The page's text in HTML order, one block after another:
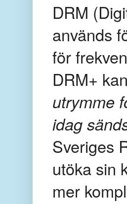
DRM
används
för
DRM+
utrymme
idag
Sveriges
utöka sin
mer